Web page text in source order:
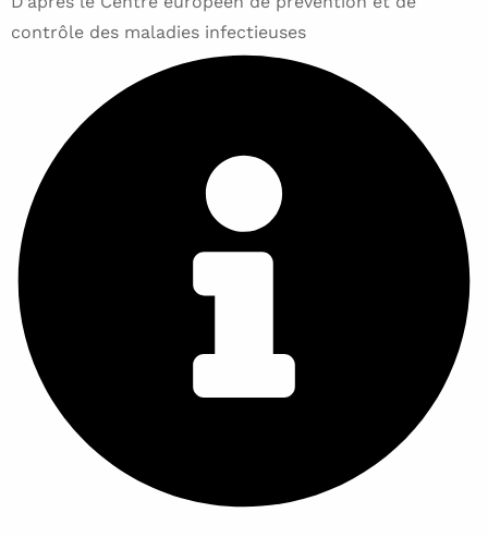
contrôle des maladies infectieuses